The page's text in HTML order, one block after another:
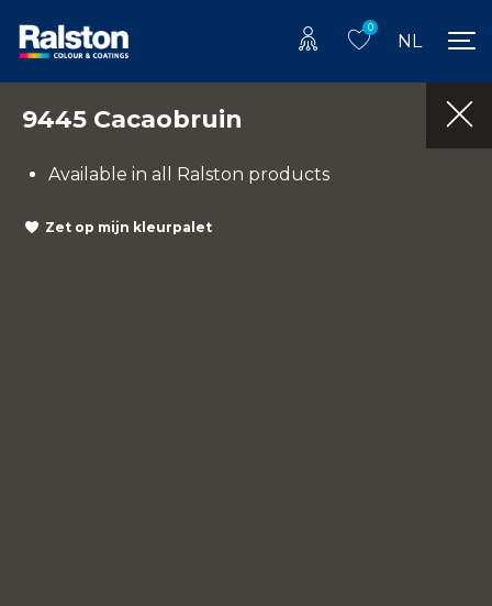
0
NL
9445 Cacaobruin
Available in all Ralston products
Zet op mijn kleurpalet